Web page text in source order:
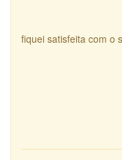
fiquei satisfeita com o